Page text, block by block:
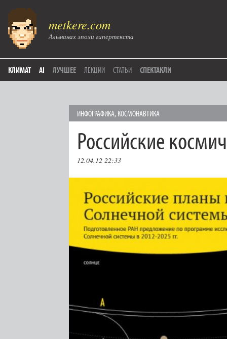
metkere.com
Альманах эпохи гипертекста
КЛИМАТ AI ЛУЧШЕЕ ЛЕКЦИИ СТАТЬИ СПЕКТАКЛИ
ИНФОГРАФИКА, КОСМОНАВТИКА
Российские
12.04.12 22:33